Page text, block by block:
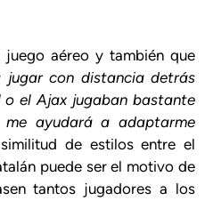
aéreo y también que
con distancia detrás
o el Ajax jugaban bastante
ayudará a adaptarme
de estilos entre el
puede ser el motivo de
tantos jugadores a los